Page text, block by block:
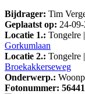
Bijdrager: Tim
Geplaatst op: 24-
Locatie 1.: Tongelre |
Gorkumlaan
Locatie 2.: Tongelre |
Broekakkerseweg
Onderwerp.:
Fotonummer: 56441